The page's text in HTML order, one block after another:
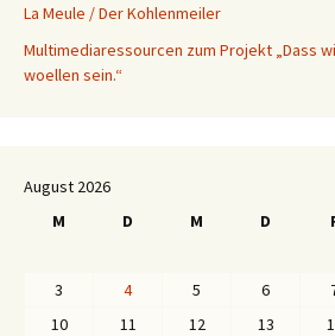
La Meule / Der Kohlenmeiler
Multimediaressourcen zum Projekt „Dass
woellen sein.“
August 2026
M
D M D
3
4 5 6
10
11 12 13